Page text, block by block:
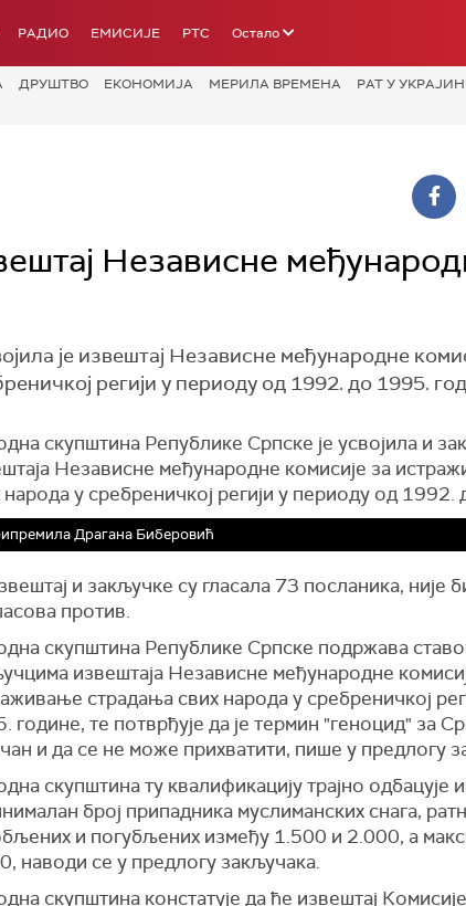
РАДИО ЕМИСИЈЕ РТС Остало
ДРУШТВО ЕКОНОМИЈА МЕРИЛА ВРЕМЕНА РАТ У
Независне
је извештај Независне међународне
регији у периоду од 1992. до 1995.
скупштина Републике Српске је усвојила и
Независне међународне комисије за
народа у сребреничкој регији у периоду од
Драгана Биберовић
и закључке су гласала 73 посланика, није
против.
скупштина Републике Српске подржава
извештаја Независне међународне
страдања свих народа у сребреничкој
године, те потврђује да је термин "геноцид" за
и да се не може прихватити, пише у предлогу
скупштина ту квалификацију трајно одбацује
број припадника муслиманских снага,
и погубљених између 1.500 и 2.000, а
наводи се у предлогу закључака.
скупштина констатује да ће извештај